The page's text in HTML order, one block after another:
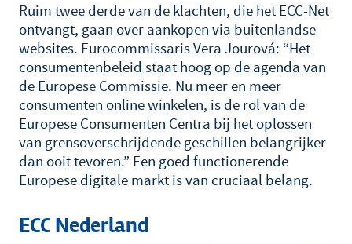
Ruim twee derde van de klachten, die het ECC-Net
ontvangt, gaan over aankopen via buitenlandse
websites. Eurocommissaris Vera Jourová: “Het
consumentenbeleid staat hoog op de agenda van
de Europese Commissie. Nu meer en meer
consumenten online winkelen, is de rol van de
Europese Consumenten Centra bij het oplossen
van grensoverschrijdende geschillen belangrijker
dan ooit tevoren.” Een goed functionerende
Europese digitale markt is van cruciaal belang.
ECC Nederland